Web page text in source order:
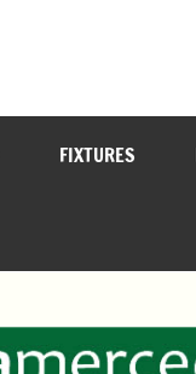
FIXTURES